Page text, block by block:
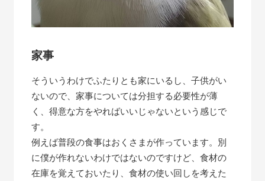
家事
そういうわけでふたりとも家にいるし、子供がい
ないので、家事については分担する必要性が薄
く、得意な方をやればいいじゃないという感じで
す。
例えば普段の食事はおくさまが作っています。別
に僕が作れないわけではないのですけど、食材の
在庫を覚えておいたり、食材の使い回しを考えた